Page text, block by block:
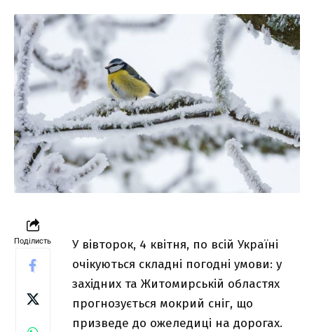
Поділисть
У вівторок, 4 квітня, по всій Україні
очікуються складні погодні умови: у
західних та Житомирській областях
прогнозується мокрий сніг, що
призведе до ожеледиці на дорогах.